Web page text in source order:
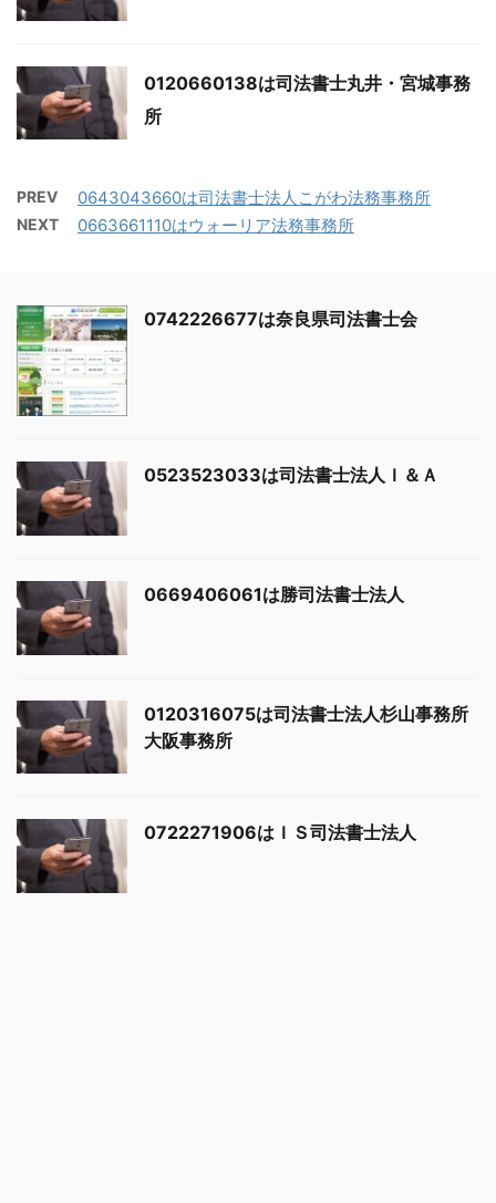
0120660138は司法書士丸井・宮城事務
所
PREV 0643043660は司法書士法人こがわ法務事務所
NEXT 0663661110はウォーリア法務事務所
0742226677は奈良県司法書士会
0523523033は司法書士法人Ｉ＆Ａ
0669406061は勝司法書士法人
0120316075は司法書士法人杉山事務所
大阪事務所
0722271906はＩＳ司法書士法人